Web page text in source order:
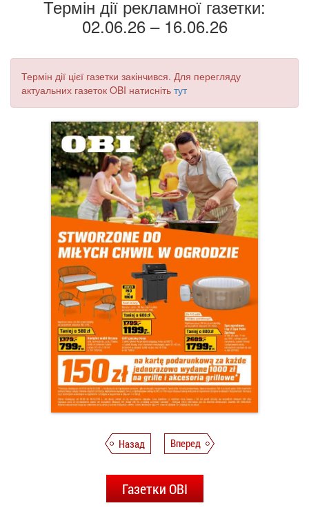
Термін дії рекламної газетки:
02.06.26 – 16.06.26
Термін дії цієї газетки закінчився. Для перегляду
актуальних газеток OBI натисніть тут
Назад Вперед
Газетки OBI